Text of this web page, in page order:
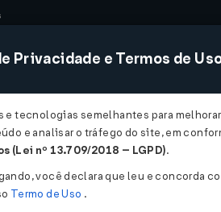
SISTEMAS
Privacidade e Termos de
tecnologias semelhantes para
e analisar o tráfego do site, em
(Lei nº 13.709/2018 – LGPD).
você declara que leu e concorda
Termo de Uso .